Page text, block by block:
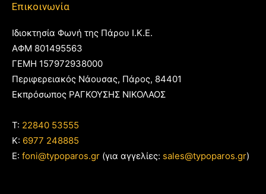
Επικοινωνία
Ιδιοκτησία Φωνή της Πάρου Ι.Κ.Ε.
ΑΦΜ 801495563
ΓΕΜΗ 157972938000
Περιφερειακός Νάουσας, Πάρος, 84401
Εκπρόσωπος ΡΑΓΚΟΥΣΗΣ ΝΙΚΟΛΑΟΣ
T: 22840 53555
Κ: 6977 248885
E: foni@typoparos.gr (για αγγελίες: sales@typoparos.gr)